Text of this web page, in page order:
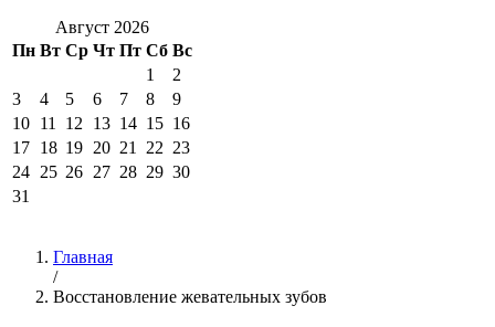
Август 2026
Пн Вт Ср Чт Пт Сб Вс
1
2
3
4 5 6 7 8
9
10 11 12 13 14 15 16
17 18 19 20 21 22 23
24 25 26 27 28 29 30
31
Главная
/
Восстановление жевательных зубов